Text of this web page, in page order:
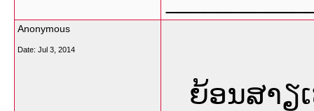
Anonymous
Date: Jul 3, 2014
ຍ້ອນສາຽ